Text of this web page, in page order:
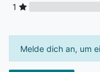
1
Melde dich an, um